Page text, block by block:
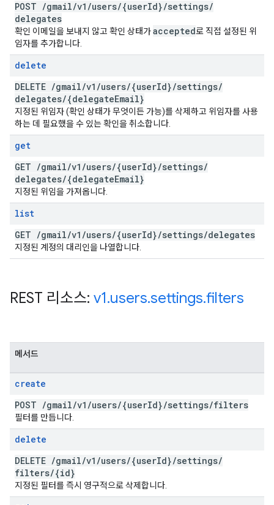
POST /gmail/v1 /users/{userId}/settings/
delegates
확인 이메일을 보내지 않고 확인 상태가accepted로 직접 설정된 위
임자를 추가합니다.
delete
DELETE /gmail/v1 /users/{userId}/settings/
delegates/{delegateEmail}
지정된 위임자 (확인 상태가 무엇이든 가능)를 삭제하고 위임자를 사용
하는 데 필요했을 수 있는 확인을 취소합니다.
get
GET /gmail/v1 /users/{userId}/settings/
delegates/{delegateEmail}
지정된 위임을 가져옵니다.
list
GET /gmail/v1 /users/{userId}/settings/delegates
지정된 계정의 대리인을 나열합니다.
REST 리소스: v1.users.settings.filters
메서드
create
POST /gmail/v1 /users/{userId}/settings/filters
필터를 만듭니다.
delete
DELETE /gmail/v1 /users/{userId}/settings/
filters/{id}
지정된 필터를 즉시 영구적으로 삭제합니다.